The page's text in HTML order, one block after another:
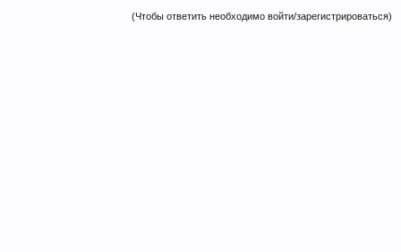
(Чтобы ответить необходимо войти/зарегистрироваться)